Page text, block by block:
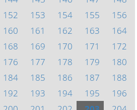
152 153 154 155
156
160 161 162 163
164
168 169 170 171
172
176 177 178 179
180
184 185 186 187
188
192 193 194 195
196